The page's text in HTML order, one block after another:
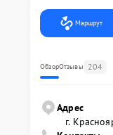
Маршрут
ОбзорОтзывы 204
Адрес
г.